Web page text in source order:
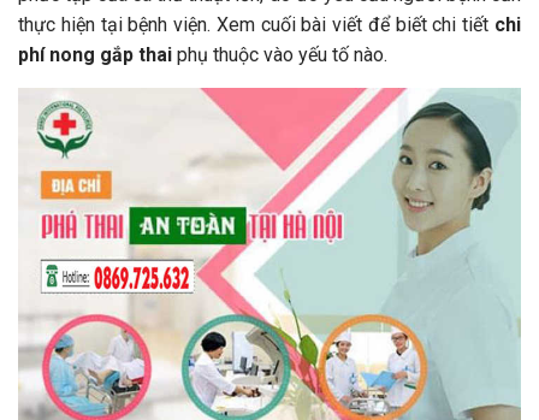
thực hiện tại bệnh viện. Xem cuối bài viết để biết chi tiết chi
phí nong gắp thai phụ thuộc vào yếu tố nào.